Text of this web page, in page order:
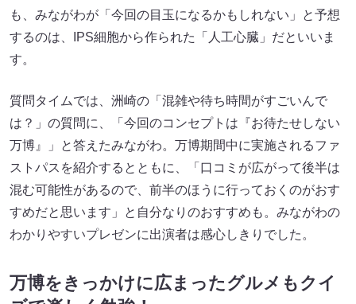
も、みながわが「今回の目玉になるかもしれない」と予想
するのは、IPS細胞から作られた「人工心臓」だといいま
す。
質問タイムでは、洲崎の「混雑や待ち時間がすごいんで
は？」の質問に、「今回のコンセプトは『お待たせしない
万博』」と答えたみながわ。万博期間中に実施されるファ
ストパスを紹介するとともに、「口コミが広がって後半は
混む可能性があるので、前半のほうに行っておくのがおす
すめだと思います」と自分なりのおすすめも。みながわの
わかりやすいプレゼンに出演者は感心しきりでした。
万博をきっかけに広まったグルメもクイ